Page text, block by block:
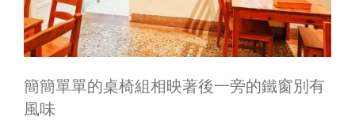
簡簡單單的桌椅組相映著後一旁的鐵窗別有
風味